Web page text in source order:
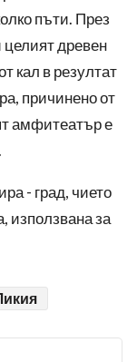
пъти. През
целият древен
кал в резултат
причинено от
амфитеатър е
- град, чието
използвана за